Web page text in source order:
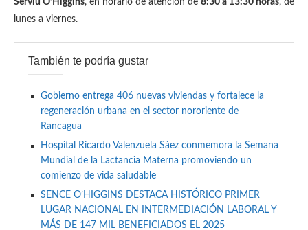
Serviu O’Higgins, en horario de atención de 8:30 a 13:30 horas, de
lunes a viernes.
También te podría gustar
Gobierno entrega 406 nuevas viviendas y fortalece la
regeneración urbana en el sector nororiente de
Rancagua
Hospital Ricardo Valenzuela Sáez conmemora la Semana
Mundial de la Lactancia Materna promoviendo un
comienzo de vida saludable
SENCE O’HIGGINS DESTACA HISTÓRICO PRIMER
LUGAR NACIONAL EN INTERMEDIACIÓN LABORAL Y
MÁS DE 147 MIL BENEFICIADOS EL 2025